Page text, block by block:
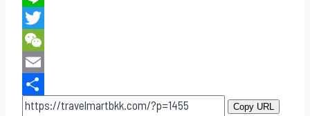
Line
Twitter
WeChat
Email
Share
Copy URL